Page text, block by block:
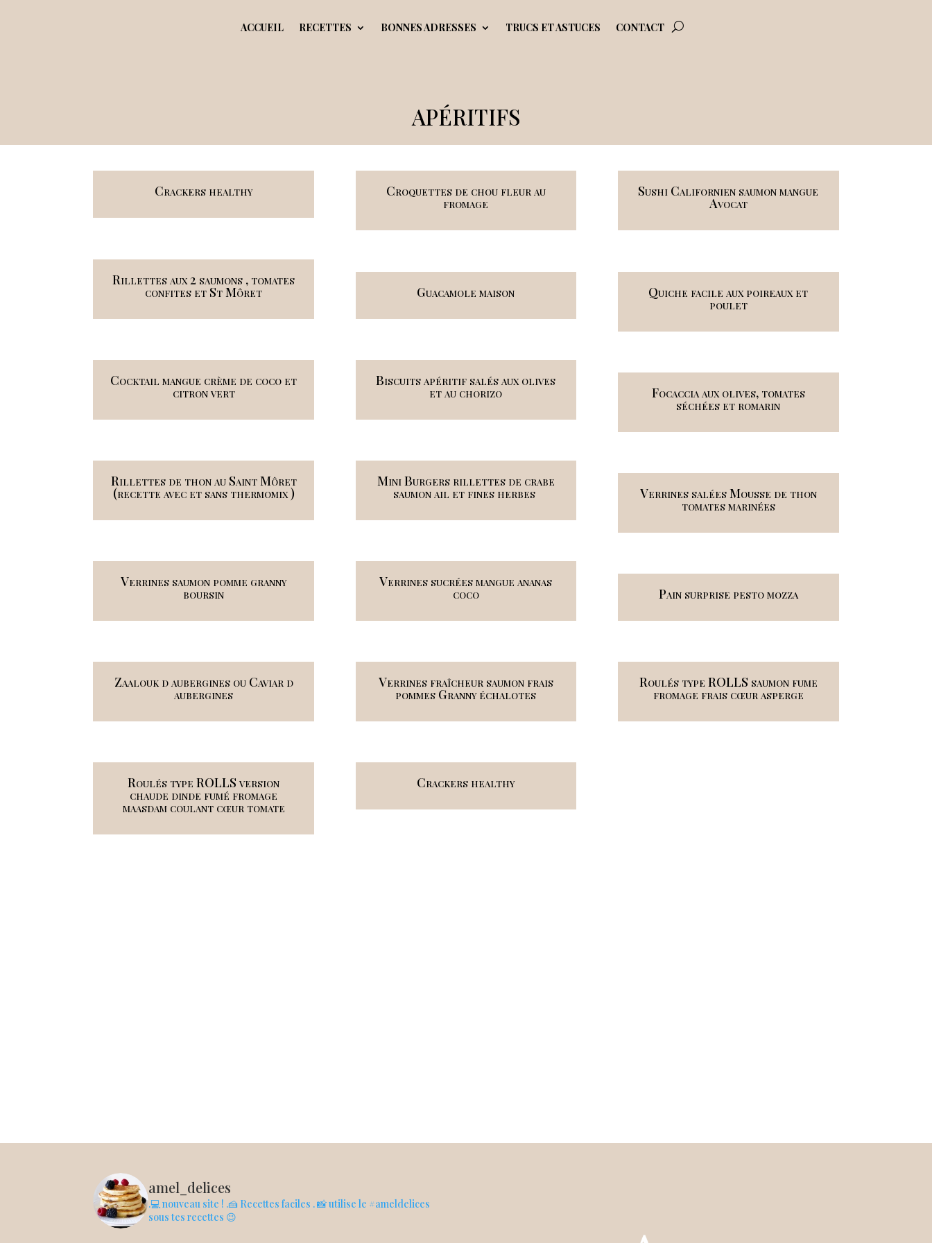
ACCUEIL RECETTES BONNES ADRESSES TRUCS ET ASTUCES CONTACT
APÉRITIFS
Crackers healthy
Rillettes aux 2 saumons , tomates
confites et St Môret
Cocktail mangue crème de coco et
citron vert
Rillettes de thon au Saint Môret
(recette avec et sans thermomix )
Verrines saumon pomme granny
boursin
Zaalouk d aubergines ou Caviar d
aubergines
Roulés type ROLLS version
chaude dinde fumé fromage
maasdam coulant cœur tomate
Croquettes de chou fleur au
fromage
Guacamole maison
Biscuits apéritif salés aux olives
et au chorizo
Mini Burgers rillettes de crabe
saumon ail et fines herbes
Verrines sucrées mangue ananas
coco
Verrines fraîcheur saumon frais
pommes Granny échalotes
Crackers healthy
Sushi Californien saumon mangue
Avocat
Quiche facile aux poireaux et
poulet
Focaccia aux olives, tomates
séchées et romarin
Verrines salées Mousse de thon
tomates marinées
Pain surprise pesto mozza
Roulés type ROLLS saumon fume
fromage frais cœur asperge
amel_delices
.💻 nouveau site ! .🍰 Recettes faciles . 📸 utilise le #ameldelices
sous tes recettes 😉